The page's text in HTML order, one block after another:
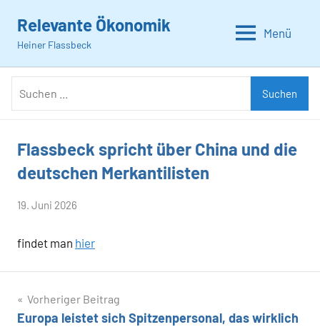
Inhalt
springen
Relevante Ökonomik
Heiner Flassbeck
Menü
Suchen
Allgemein
Flassbeck spricht über China und die
deutschen Merkantilisten
von
Flassbeck
19. Juni 2026
findet man hier
Beitragsnavigation
Vorheriger Beitrag
Europa leistet sich Spitzenpersonal, das wirklich